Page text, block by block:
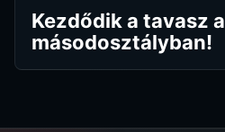
Kezdődik a tavasz a
másodosztályban!